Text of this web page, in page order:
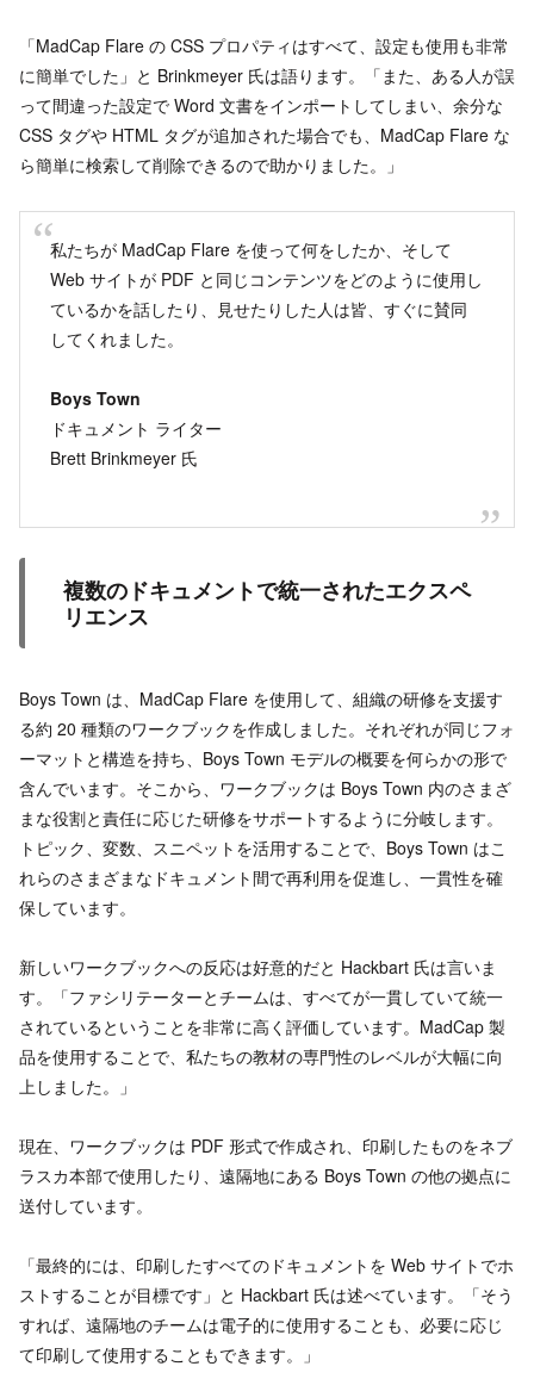
「MadCap Flare の CSS プロパティはすべて、設定も使用も非常
に簡単でした」と Brinkmeyer 氏は語ります。「また、ある人が誤
って間違った設定で Word 文書をインポートしてしまい、余分な
CSS タグや HTML タグが追加された場合でも、MadCap Flare な
ら簡単に検索して削除できるので助かりました。」
私たちが MadCap Flare を使って何をしたか、そして
Web サイトが PDF と同じコンテンツをどのように使用し
ているかを話したり、見せたりした人は皆、すぐに賛同
してくれました。
Boys Town
ドキュメント ライター
Brett Brinkmeyer 氏
複数のドキュメントで統一されたエクスペ
リエンス
Boys Town は、MadCap Flare を使用して、組織の研修を支援す
る約 20 種類のワークブックを作成しました。それぞれが同じフォ
ーマットと構造を持ち、Boys Town モデルの概要を何らかの形で
含んでいます。そこから、ワークブックは Boys Town 内のさまざ
まな役割と責任に応じた研修をサポートするように分岐します。
トピック、変数、スニペットを活用することで、Boys Town はこ
れらのさまざまなドキュメント間で再利用を促進し、一貫性を確
保しています。
新しいワークブックへの反応は好意的だと Hackbart 氏は言いま
す。「ファシリテーターとチームは、すべてが一貫していて統一
されているということを非常に高く評価しています。MadCap 製
品を使用することで、私たちの教材の専門性のレベルが大幅に向
上しました。」
現在、ワークブックは PDF 形式で作成され、印刷したものをネブ
ラスカ本部で使用したり、遠隔地にある Boys Town の他の拠点に
送付しています。
「最終的には、印刷したすべてのドキュメントを Web サイトでホ
ストすることが目標です」と Hackbart 氏は述べています。「そう
すれば、遠隔地のチームは電子的に使用することも、必要に応じ
て印刷して使用することもできます。」